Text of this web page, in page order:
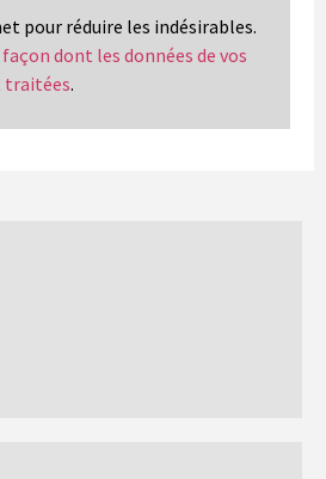
pour réduire les indésirables.
dont les données de vos
traitées.